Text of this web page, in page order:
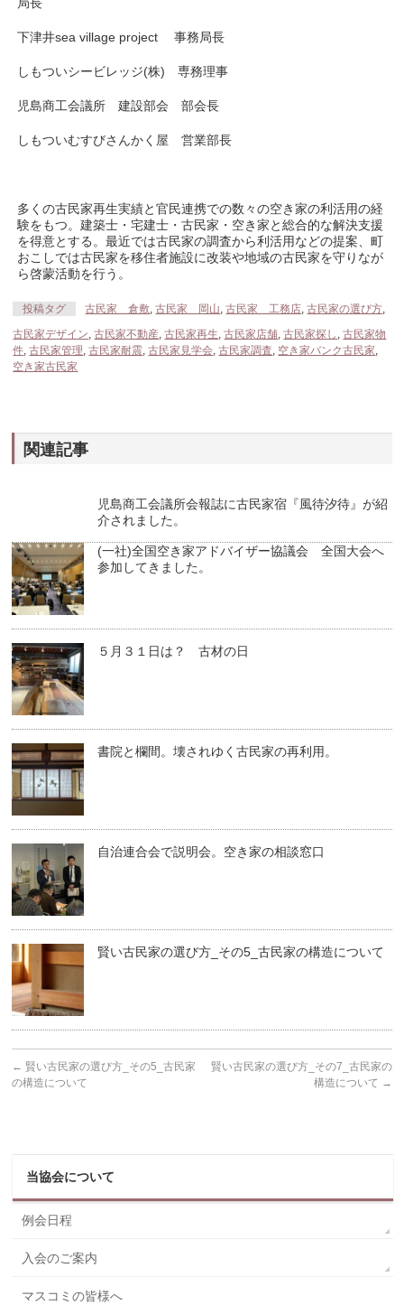
局長
下津井sea village project 事務局長
しもついシービレッジ(株) 専務理事
児島商工会議所 建設部会 部会長
しもついむすびさんかく屋 営業部長
多くの古民家再生実績と官民連携での数々の空き家の利活用の経
験をもつ。建築士・宅建士・古民家・空き家と総合的な解決支援
を得意とする。最近では古民家の調査から利活用などの提案、町
おこしでは古民家を移住者施設に改装や地域の古民家を守りなが
ら啓蒙活動を行う。
投稿タグ 古民家 倉敷,古民家 岡山,古民家 工務店,古民家の選び方,
古民家デザイン,古民家不動産,古民家再生,古民家店舗,古民家探し ,古民家物
件,古民家管理,古民家耐震,古民家見学会,古民家調査, 空き家バンク古民家,
空き家古民家
関連記事
児島商工会議所会報誌に古民家宿『風待汐待』が紹
介されました。
(一社)全国空き家アドバイザー協議会 全国大会へ
参加してきました。
５月３１日は？ 古材の日
書院と欄間。壊されゆく古民家の再利用。
自治連合会で説明会。空き家の相談窓口
賢い古民家の選び方_その5_古民家の構造について
← 賢い古民家の選び方_その5_古民家
の構造について
賢い古民家の選び方_その7_古民家の
構造について →
当協会について
例会日程
入会のご案内
マスコミの皆様へ